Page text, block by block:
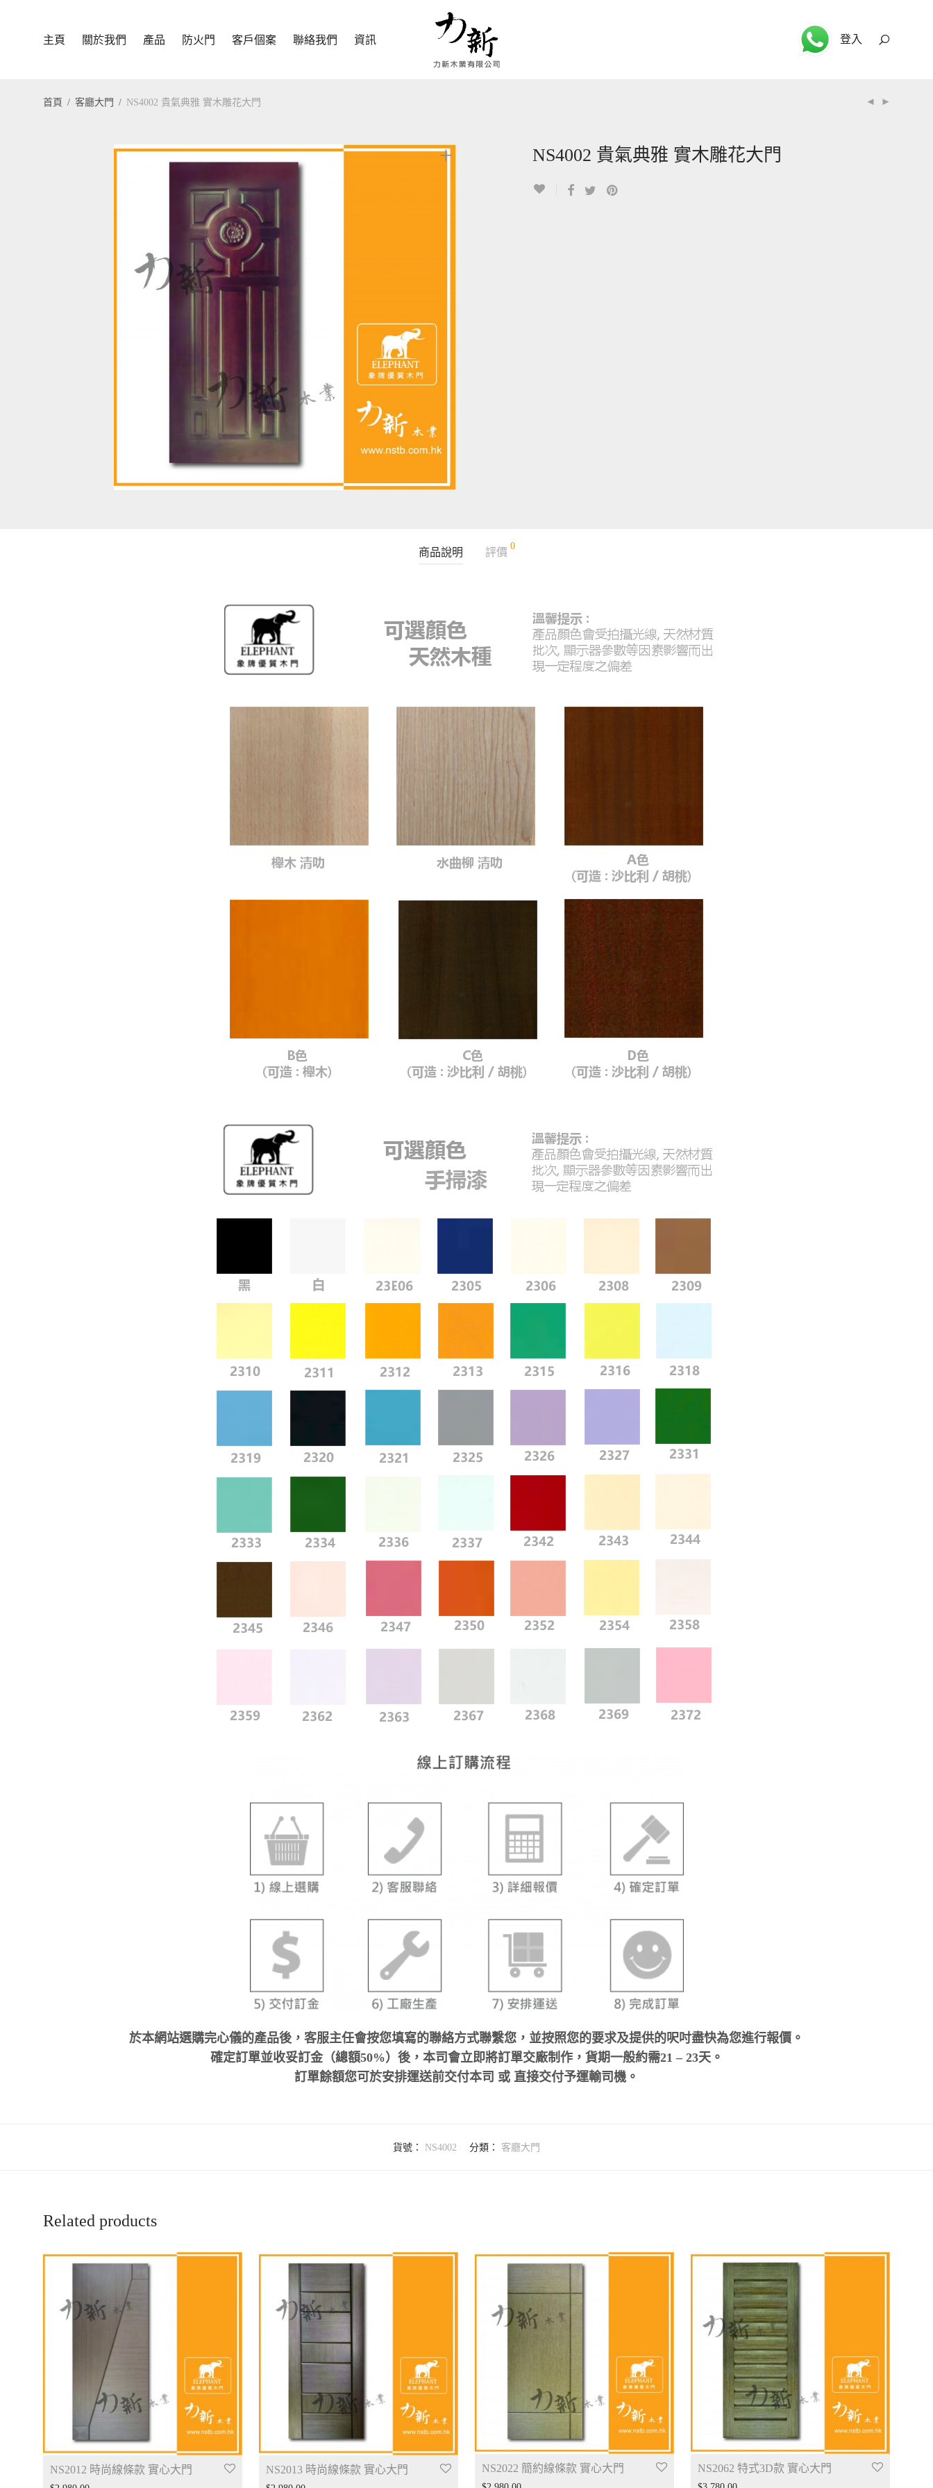
主頁 關於我們 產品 防火門 客戶個案 聯絡我們 資訊 登入
首頁 / 客廳大門 / NS4002 貴氣典雅 實木雕花大門
NS4002 貴氣典雅 實木雕花大門
商品說明 評價
0
於本網站選購完心儀的產品後，客服主任會按您填寫的聯絡方式聯繫您，並按照您的要求及提供的呎吋盡快為您進行報價。
確定訂單並收妥訂金（總額50%）後，本司會立即將訂單交廠制作，貨期一般約需21 – 23天。
訂單餘額您可於安排運送前交付本司 或 直接交付予運輸司機。
貨號： NS4002 分類： 客廳大門
Related products
NS2012 時尚線條款 實心大門 NS2013 時尚線條款 實心大門 NS2022 簡約線條款 實心大門 NS2062 特式3D款 實心大門